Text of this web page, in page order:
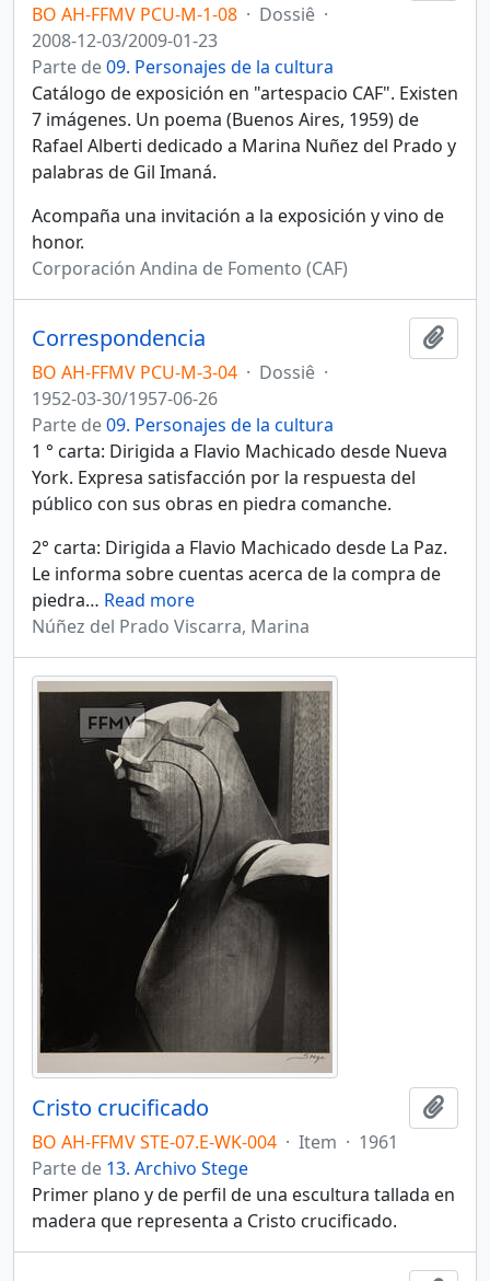
BO AH-FFMV PCU-M-1-08 · Dossiê ·
2008-12-03/2009-01-23
Parte de09. Personajes de la cultura
Catálogo de exposición en "artespacio CAF". Existen
7 imágenes. Un poema (Buenos Aires, 1959) de
Rafael Alberti dedicado a Marina Nuñez del Prado y
palabras de Gil Imaná.
Acompaña una invitación a la exposición y vino de
honor.
Corporación Andina de Fomento (CAF)
Correspondencia
BO AH-FFMV PCU-M-3-04 · Dossiê ·
1952-03-30/1957-06-26
Parte de09. Personajes de la cultura
1 ° carta: Dirigida a Flavio Machicado desde Nueva
York. Expresa satisfacción por la respuesta del
público con sus obras en piedra comanche.
2° carta: Dirigida a Flavio Machicado desde La Paz.
Le informa sobre cuentas acerca de la compra de
piedra… Read more
Núñez del Prado Viscarra, Marina
Cristo crucificado
BO AH-FFMV STE-07.E-WK-004 · Item · 1961
Parte de 13. Archivo Stege
Primer plano y de perfil de una escultura tallada en
madera que representa a Cristo crucificado.